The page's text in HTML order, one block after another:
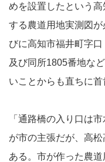
めを設置したという
する農道用地実測図
びに高知市福井町字
及び同所1805番地な
いことからも直ちに首
「通路橋の入り口は
が市の主張だが、高
ある。市が作った農